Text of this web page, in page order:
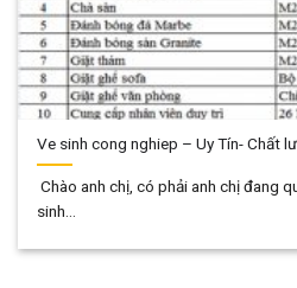
Ve sinh cong nghiep – Uy Tín- Chất
Chào anh chị, có phải anh chị đang
sinh...